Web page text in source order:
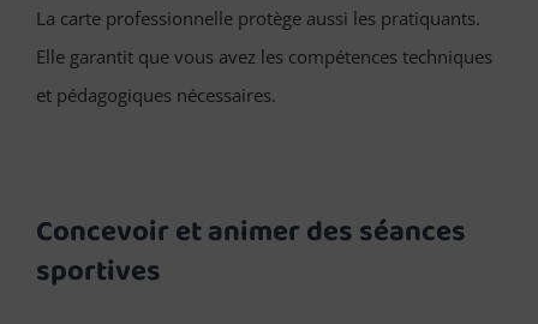
La carte professionnelle protège aussi les pratiquants.
Elle garantit que vous avez les compétences techniques
et pédagogiques nécessaires.
Concevoir et animer des séances
sportives